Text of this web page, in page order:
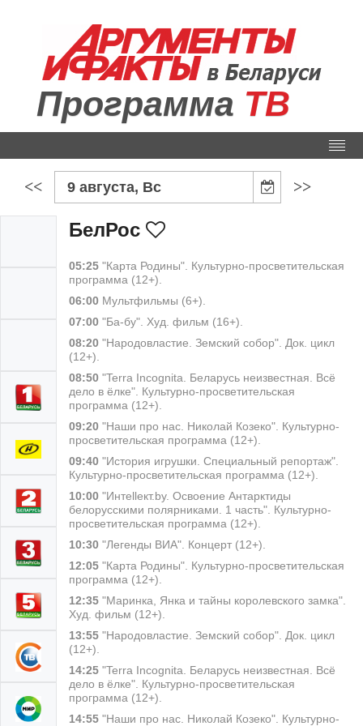
Программа ТВ
<< 9 августа, Вс >>
БелРос
05:25 "Карта Родины". Культурно-просветительская
программа (12+).
06:00 Мультфильмы (6+).
07:00 "Ба-бу". Худ. фильм (16+).
08:20 "Народовластие. Земский собор". Док. цикл
(12+).
08:50 "Terra Incognita. Беларусь неизвестная. Всё
дело в ёлке". Культурно-просветительская
программа (12+).
09:20 "Наши про нас. Николай Козеко". Культурно-
просветительская программа (12+).
09:40 "История игрушки. Специальный репортаж".
Культурно-просветительская программа (12+).
10:00 "Интеllект.by. Освоение Антарктиды
белорусскими полярниками. 1 часть". Культурно-
просветительская программа (12+).
10:30 "Легенды ВИА". Концерт (12+).
12:05 "Карта Родины". Культурно-просветительская
программа (12+).
12:35 "Маринка, Янка и тайны королевского замка".
Худ. фильм (12+).
13:55 "Народовластие. Земский собор". Док. цикл
(12+).
14:25 "Terra Incognita. Беларусь неизвестная. Всё
дело в ёлке". Культурно-просветительская
программа (12+).
14:55 "Наши про нас. Николай Козеко". Культурно-